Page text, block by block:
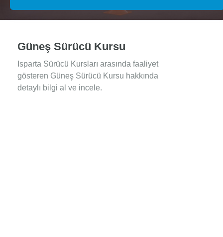
Güneş Sürücü Kursu
Isparta Sürücü Kursları arasında faaliyet
gösteren Güneş Sürücü Kursu hakkında
detaylı bilgi al ve incele.